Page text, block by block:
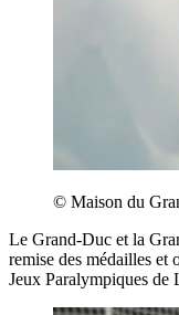
© Maison du
Le Grand-Duc et la
remise des médailles et
Jeux Paralympiques de